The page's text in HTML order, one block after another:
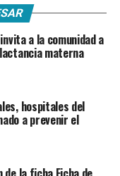
a la comunidad a
materna
hospitales del
a prevenir el